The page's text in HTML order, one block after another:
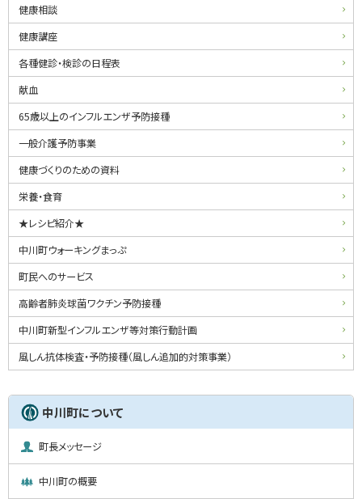
健康相談
健康講座
各種健診・検診の日程表
献血
65歳以上のインフルエンザ予防接種
一般介護予防事業
健康づくりのための資料
栄養・食育
★レシピ紹介★
中川町ウォーキングまっぷ
町民へのサービス
高齢者肺炎球菌ワクチン予防接種
中川町新型インフルエンザ等対策行動計画
風しん抗体検査・予防接種（風しん追加的対策事業）
中川町について
町長メッセージ
中川町の概要